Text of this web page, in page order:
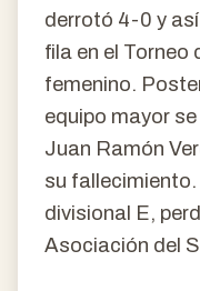
derrotó 4-0 y
fila en el Torneo
femenino.
equipo mayor
Juan Ramón
su
divisional E,
Asociación del